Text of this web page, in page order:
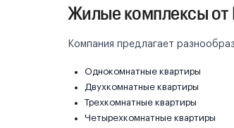
Жилые комплексы от
Компания предлагает
Однокомнатные квартиры
Двухкомнатные квартиры
Трехкомнатные квартиры
Четырехкомнатные квартиры